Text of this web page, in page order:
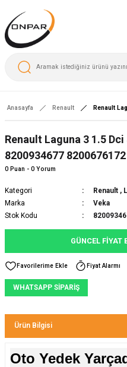
Anasayfa Renault Renault
Renault Laguna 3 1.5
8200934677 8200676172
0 Puan - 0 Yorum
Kategori Renault ,
Marka
Veka
Stok Kodu
GÜNCEL FİYAT
Fiyat Alarmı
WHATSAPP SİPARİŞ
Ürün Bilgisi
Oto Yedek